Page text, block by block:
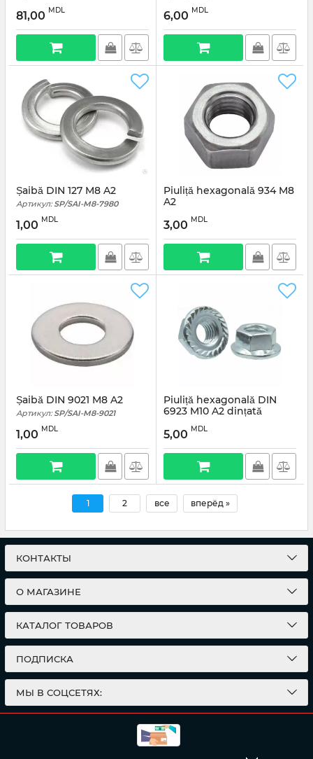
Артикул: SP/ ANC-M10-200
81,00 MDL 6,00 MDL
Șaibă DIN 127 M8 A2
Артикул: SP/SAI-M8-7980
1,00 MDL
Piuliță hexagonală 934 M8
A2
Артикул: SP/PIU-M8-934
3,00 MDL
Șaibă DIN 9021 M8 A2
Артикул: SP/SAI-M8-9021
1,00 MDL
Piuliță hexagonală DIN
6923 M10 A2 dințată
Артикул: SP/PIU-M10-6923
5,00 MDL
1 2 все вперёд »
КОНТАКТЫ
О МАГАЗИНЕ
КАТАЛОГ ТОВАРОВ
ПОДПИСКА
МЫ В СОЦСЕТЯХ: